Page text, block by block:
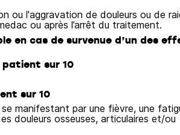
ou l'aggravation de douleurs ou de
ou après l’arrêt du traitement.
en cas de survenue d’un des
sur 10
sur 10
manifestant par une fièvre, une
douleurs osseuses, articulaires et/ou